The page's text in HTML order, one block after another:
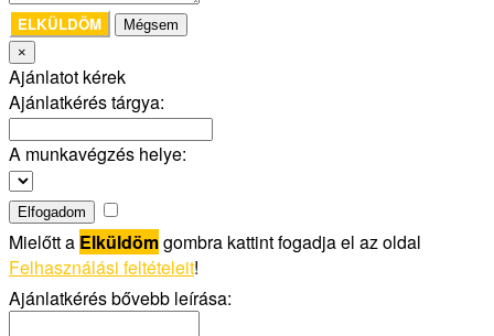
ELKÜLDÖM
Mégsem
×
Ajánlatot kérek
Ajánlatkérés tárgya:
A munkavégzés helye:
Elfogadom
Mielőtt a Elküldömgombra kattint fogadja el az oldal
Felhasználási feltételeit!
Ajánlatkérés bővebb leírása: